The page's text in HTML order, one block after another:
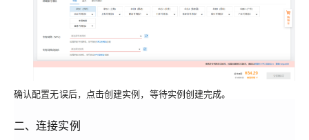
确认配置无误后，点击创建实例，等待实例创建完成。
二、连接实例